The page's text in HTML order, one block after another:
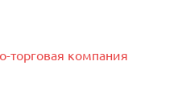
торговая компания